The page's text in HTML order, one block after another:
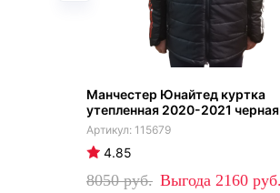
Манчестер Юнайтед куртка
утепленная 2020-2021 черная
115679
4.85
8050 2160